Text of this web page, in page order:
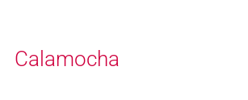
Calamocha